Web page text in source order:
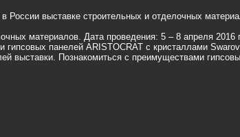
выставке строительных и отделочных
материалов. Дата проведения: 5 – 8 апреля 2016
панелей ARISTOCRAT с кристаллами
выставки. Познакомиться с преимуществами